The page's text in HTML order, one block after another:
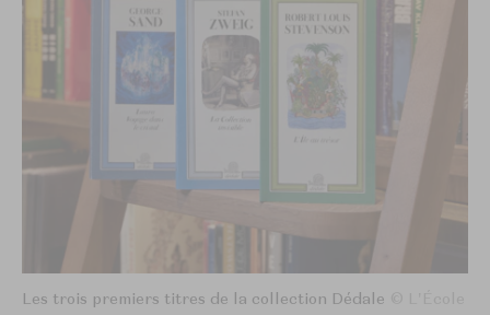
Les trois premiers titres de la collection Dédale